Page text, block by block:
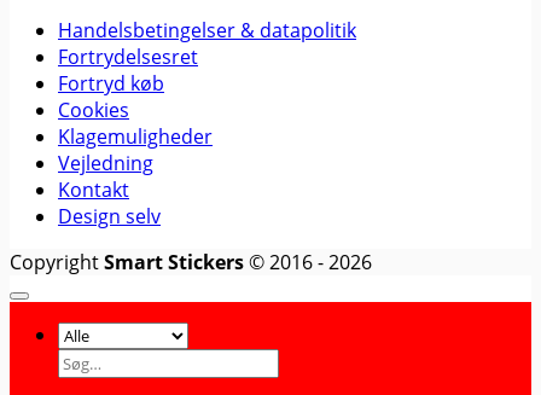
Handelsbetingelser & datapolitik
Fortrydelsesret
Fortryd køb
Cookies
Klagemuligheder
Vejledning
Kontakt
Design selv
CopyrightSmart Stickers© 2016 - 2026
Søg